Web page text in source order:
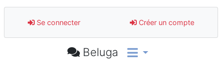
d9pouces: désolé pour les quelques blocages du site ces derniers
jours : je teste des méthodes contre le spam et les bots trop nocifs
: Super, la nouvelle bannière
Se connecter Créer un compte
Beluga